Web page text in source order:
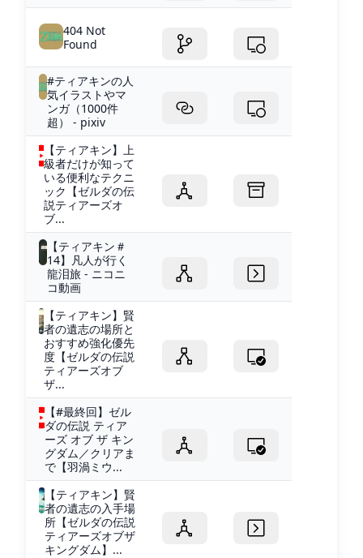
404 Not
Found
#ティアキンの人
気イラストやマ
ンガ（1000件
超） - pixiv
【ティアキン】上
級者だけが知って
いる便利なテクニ
ック【ゼルダの伝
説ティアーズオ
ブ...
【ティアキン＃
14】凡人が行く
龍泪旅 - ニコニ
コ動画
【ティアキン】賢
者の遺志の場所と
おすすめ強化優先
度【ゼルダの伝説
ティアーズオブ
ザ...
【#最終回】ゼル
ダの伝説 ティア
ーズ オブ ザ キン
グダム／クリアま
で【羽渦ミウ...
【ティアキン】賢
者の遺志の入手場
所【ゼルダの伝説
ティアーズオブザ
キングダム】...